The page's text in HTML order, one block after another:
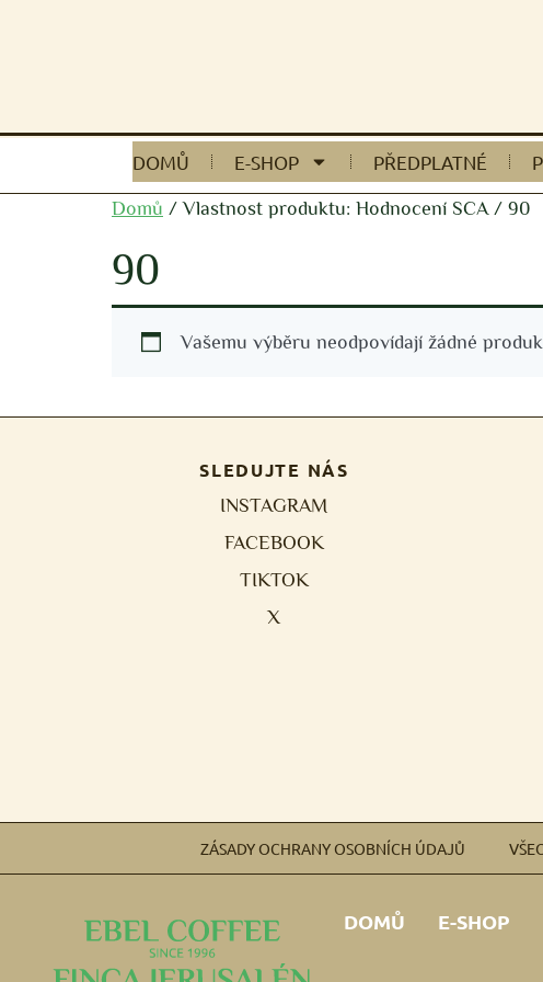
DOMŮ E-SHOP PŘEDPLATNÉ
Domů / Vlastnost produktu: Hodnocení SCA / 90
90
Vašemu výběru neodpovídají žádné
SLEDUJTE NÁS
INSTAGRAM
FACEBOOK
TIKTOK
X
ZÁSADY OCHRANY OSOBNÍCH ÚDAJŮ
DOMŮ E-SHOP